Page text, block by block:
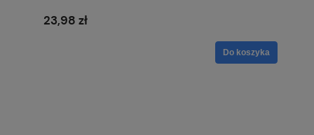
23,98 zł
Do koszyka